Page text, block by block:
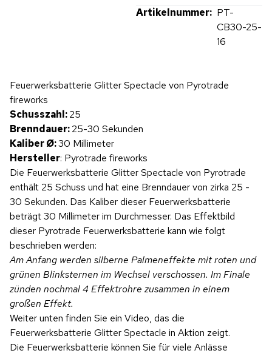
Artikelnummer: PT-
CB30-25-
16
Produktvideo
Feuerwerksbatterie Glitter Spectacle von Pyrotrade
fireworks
Schusszahl:25
Brenndauer:25-30 Sekunden
Kaliber Ø:30 Millimeter
Hersteller: Pyrotrade fireworks
Die Feuerwerksbatterie Glitter Spectacle von Pyrotrade
enthält 25 Schuss und hat eine Brenndauer von zirka 25 -
30 Sekunden. Das Kaliber dieser Feuerwerksbatterie
beträgt 30 Millimeter im Durchmesser. Das Effektbild
dieser Pyrotrade Feuerwerksbatterie kann wie folgt
beschrieben werden:
Am Anfang werden silberne Palmeneffekte mit roten und
grünen Blinksternen im Wechsel verschossen. Im Finale
zünden nochmal 4 Effektrohre zusammen in einem
großen Effekt.
Weiter unten finden Sie ein Video, das die
Feuerwerksbatterie Glitter Spectacle in Aktion zeigt.
Die Feuerwerksbatterie können Sie für viele Anlässe